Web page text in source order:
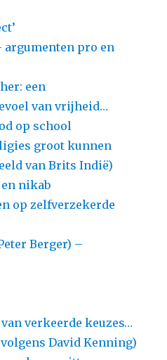
argumenten pro en
een
van vrijheid…
op school
groot kunnen
van Brits Indië)
nikab
op zelfverzekerde
Berger) –
verkeerde keuzes…
David Kenning)